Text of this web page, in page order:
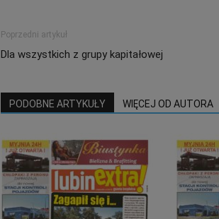
Poprzedni artykuł
Dla wszystkich z grupy kapitałowej
PODOBNE ARTYKUŁY WIĘCEJ OD AUTORA